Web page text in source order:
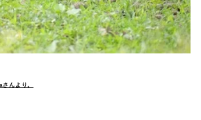
んより。